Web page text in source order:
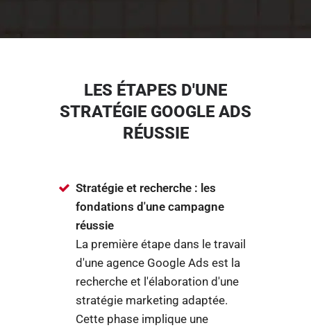
LES ÉTAPES D'UNE
STRATÉGIE GOOGLE ADS
RÉUSSIE
Stratégie et recherche : les
fondations d'une campagne
réussie
La première étape dans le travail
d'une agence Google Ads est la
recherche et l'élaboration d'une
stratégie marketing adaptée.
Cette phase implique une